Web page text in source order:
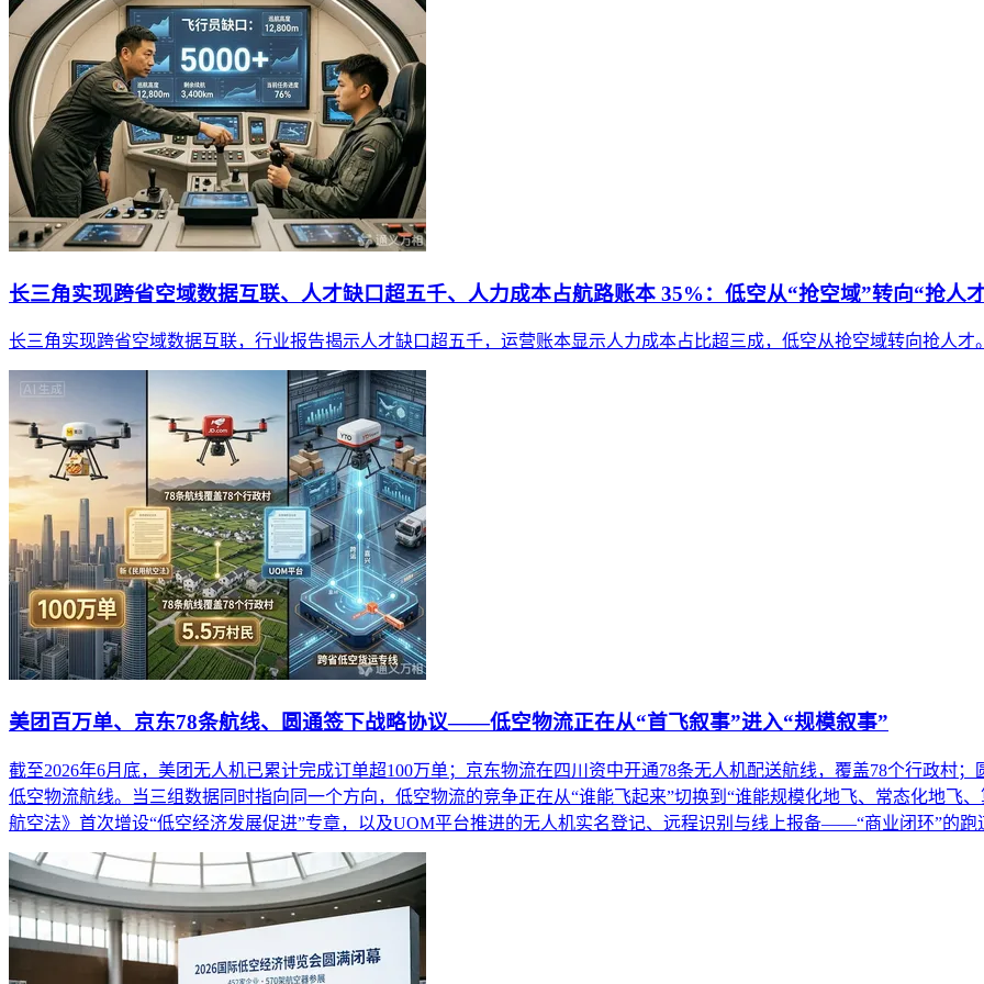
长三角实现跨省空域数据互联、人才缺口超五千、人力成本占航路账本 35%：低空从“抢空域”转向“抢人
长三角实现跨省空域数据互联，行业报告揭示人才缺口超五千，运营账本显示人力成本占比超三成，低空从抢空域转向抢人才
美团百万单、京东78条航线、圆通签下战略协议——低空物流正在从“首飞叙事”进入“规模叙事”
截至2026年6月底，美团无人机已累计完成订单超100万单；京东物流在四川资中开通78条无人机配送航线，覆盖78个行政村
低空物流航线。当三组数据同时指向同一个方向，低空物流的竞争正在从“谁能飞起来”切换到“谁能规模化地飞、常态化地飞
航空法》首次增设“低空经济发展促进”专章，以及UOM平台推进的无人机实名登记、远程识别与线上报备——“商业闭环”的跑